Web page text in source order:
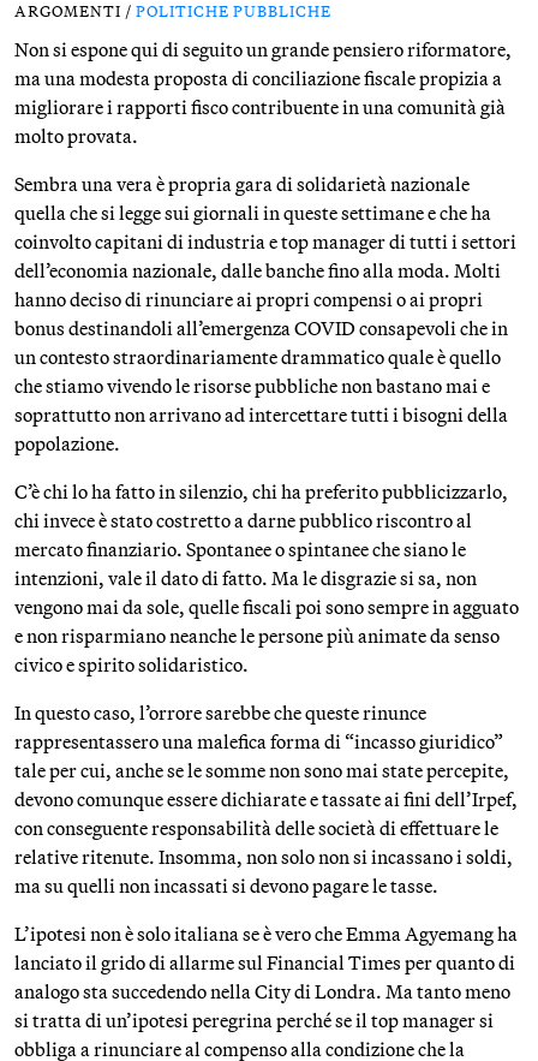
ARGOMENTI / POLITICHE PUBBLICHE
Non si espone qui di seguito un grande pensiero riformatore,
ma una modesta proposta di conciliazione fiscale propizia a
migliorare i rapporti fisco contribuente in una comunità già
molto provata.
Sembra una vera è propria gara di solidarietà nazionale
quella che si legge sui giornali in queste settimane e che ha
coinvolto capitani di industria e top manager di tutti i settori
dell’economia nazionale, dalle banche fino alla moda. Molti
hanno deciso di rinunciare ai propri compensi o ai propri
bonus destinandoli all’emergenza COVID consapevoli che in
un contesto straordinariamente drammatico quale è quello
che stiamo vivendo le risorse pubbliche non bastano mai e
soprattutto non arrivano ad intercettare tutti i bisogni della
popolazione.
C’è chi lo ha fatto in silenzio, chi ha preferito pubblicizzarlo,
chi invece è stato costretto a darne pubblico riscontro al
mercato finanziario. Spontanee o spintanee che siano le
intenzioni, vale il dato di fatto. Ma le disgrazie si sa, non
vengono mai da sole, quelle fiscali poi sono sempre in agguato
e non risparmiano neanche le persone più animate da senso
civico e spirito solidaristico.
In questo caso, l’orrore sarebbe che queste rinunce
rappresentassero una malefica forma di “incasso giuridico”
tale per cui, anche se le somme non sono mai state percepite,
devono comunque essere dichiarate e tassate ai fini dell’Irpef,
con conseguente responsabilità delle società di effettuare le
relative ritenute. Insomma, non solo non si incassano i soldi,
ma su quelli non incassati si devono pagare le tasse.
L’ipotesi non è solo italiana se è vero che Emma Agyemang ha
lanciato il grido di allarme sul Financial Times per quanto di
analogo sta succedendo nella City di Londra. Ma tanto meno
si tratta di un’ipotesi peregrina perché se il top manager si
obbliga a rinunciare al compenso alla condizione che la